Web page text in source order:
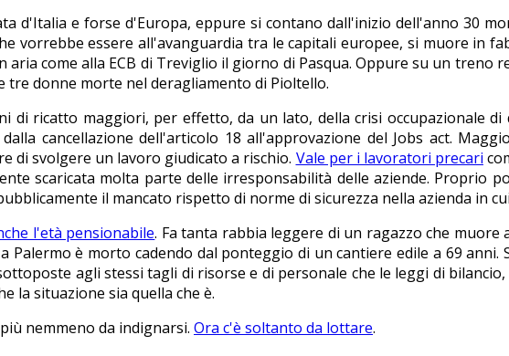
d'Italia e forse d'Europa, eppure si contano dall'inizio dell'anno 30
vorrebbe essere all'avanguardia tra le capitali europee, si muore in
aria come alla ECB di Treviglio il giorno di Pasqua. Oppure su un treno
tre donne morte nel deragliamento di Pioltello.
di ricatto maggiori, per effetto, da un lato, della crisi occupazionale
cancellazione dell'articolo 18 all'approvazione del Jobs act.
di svolgere un lavoro giudicato a rischio. Vale per i lavoratori precari
scaricata molta parte delle irresponsabilità delle aziende. Proprio
il mancato rispetto di norme di sicurezza nella azienda in
l'età pensionabile. Fa tanta rabbia leggere di un ragazzo che
è morto cadendo dal ponteggio di un cantiere edile a 69 anni.
agli stessi tagli di risorse e di personale che le leggi di
la situazione sia quella che è.
nemmeno da indignarsi. Ora c'è soltanto da lottare.